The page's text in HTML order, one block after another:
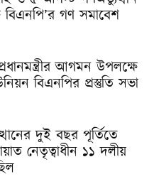
গণ সমাবেশ
আগমন উপলক্ষে
বিএনপির প্রস্তুতি সভা
দুই বছর পূর্তিতে
নেতৃত্বাধীন ১১ দলীয়